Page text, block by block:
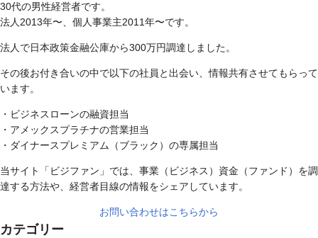
30代の男性経営者です。
法人2013年〜、個人事業主2011年〜です。
法人で日本政策金融公庫から300万円調達しました。
その後お付き合いの中で以下の社員と出会い、情報共有させてもらって
います。
・ビジネスローンの融資担当
・アメックスプラチナの営業担当
・ダイナースプレミアム（ブラック）の専属担当
当サイト「ビジファン」では、事業（ビジネス）資金（ファンド）を調
達する方法や、経営者目線の情報をシェアしています。
お問い合わせはこちらから
カテゴリー